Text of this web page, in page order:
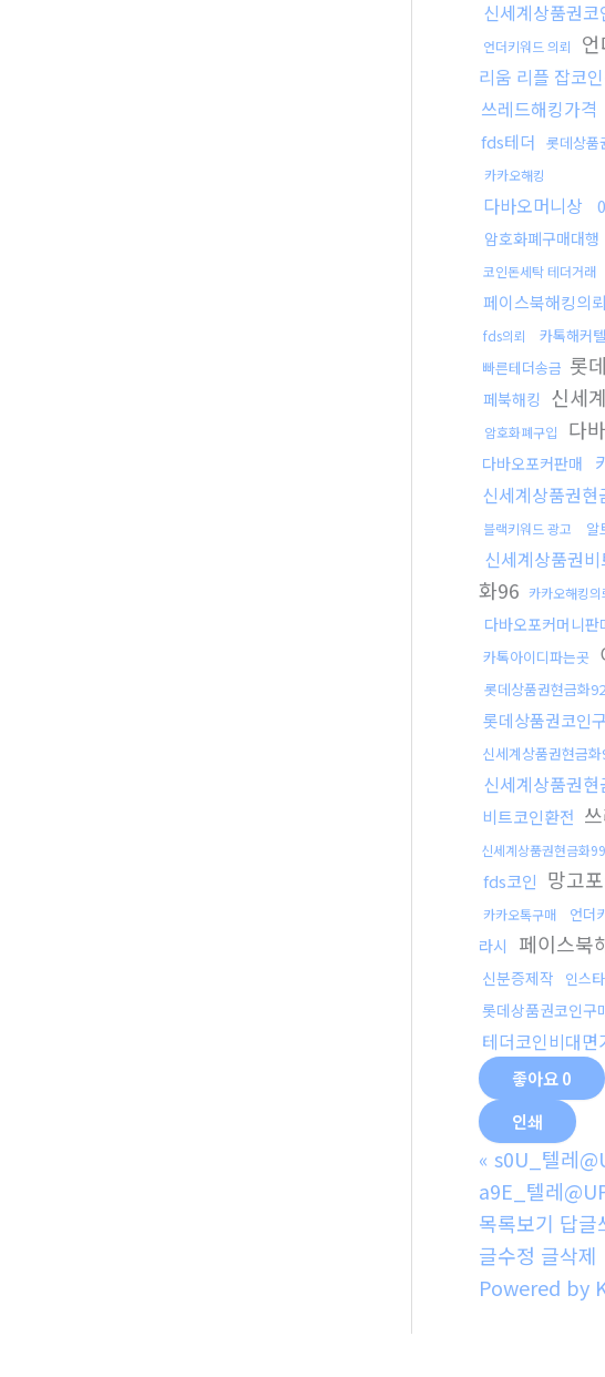
신세계상품권코
언더키워드 의뢰
리움 리플 잡코
쓰레드해킹가격
fds테더 롯데상품
카카오해킹
다바오머니상
암호화폐구매대행
코인돈세탁 테더거래
페이스북해킹의뢰
fds의뢰
카톡해커
빠른테더송금 롯
페북해킹 신세
암호화폐구입 다
다바오포커판매
신세계상품권현
블랙키워드 광고 알
신세계상품권비
화96 카카오해킹의
다바오포커머니판
카톡아이디파는곳
롯데상품권현금화92
롯데상품권코인
신세계상품권현금화
신세계상품권현
비트코인환전
신세계상품권현금화99
fds코인 망고
카카오톡구매 언더
라시
페이스북
신분증제작 인스
롯데상품권코인구
테더코인비대면
좋아요0
인쇄
« s0U_텔레
a9E_텔레
목록보기 답글
글수정 글삭제
Powered by